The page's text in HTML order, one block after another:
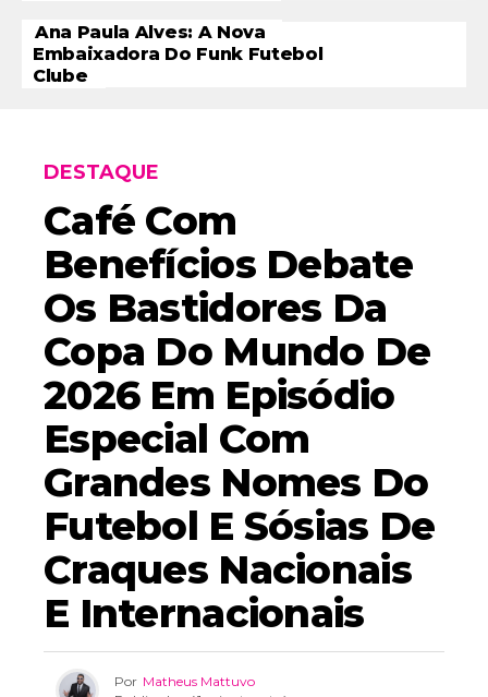
Ana Paula Alves: A Nova
Embaixadora Do Funk Futebol
Clube
DESTAQUE
Café Com
Benefícios Debate
Os Bastidores Da
Copa Do Mundo De
2026 Em Episódio
Especial Com
Grandes Nomes Do
Futebol E Sósias De
Craques Nacionais
E Internacionais
Por Matheus Mattuvo